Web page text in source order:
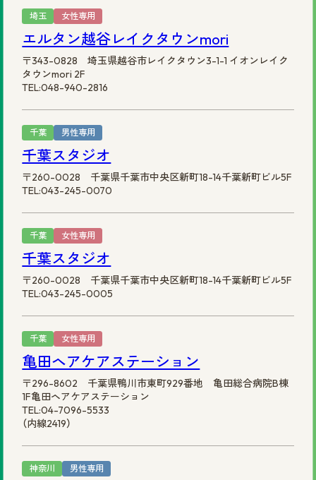
埼玉 女性専用
エルタン越谷レイクタウンmori
〒343-0828 埼玉県越谷市レイクタウン3-1-1 イオンレイク
タウンmori 2F
TEL:048-940-2816
千葉 男性専用
千葉スタジオ
〒260-0028 千葉県千葉市中央区新町18-14千葉新町ビル5F
TEL:043-245-0070
千葉 女性専用
千葉スタジオ
〒260-0028 千葉県千葉市中央区新町18-14千葉新町ビル5F
TEL:043-245-0005
千葉 女性専用
亀田ヘアケアステーション
〒296-8602 千葉県鴨川市東町929番地 亀田総合病院B棟
1F亀田ヘアケアステーション
TEL:04-7096-5533
（内線2419）
神奈川 男性専用